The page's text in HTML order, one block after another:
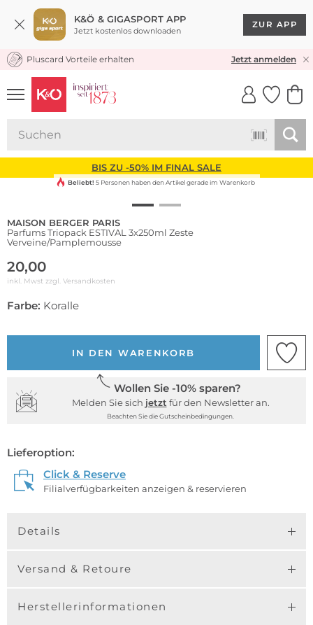
K&Ö & GIGASPORT APP
Jetzt kostenlos downloaden
ZUR APP
KOSTENLOSER VERSAND* & RÜCKVERSAND
Pluscard Vorteile erhalten Jetzt anmelden
UNSERE APP
CLICK &
BIS ZU -50% IM FINAL SALE
Beliebt! 5 Personen haben den Artikel gerade im Warenkorb
MAISON BERGER PARIS
Parfums Triopack ESTIVAL 3x250ml Zeste
Verveine/Pamplemousse
20,00
inkl. Mwst zzgl. Versandkosten
Farbe: Koralle
IN DEN WARENKORB
Wollen Sie -10% sparen?
Melden Sie sich jetzt für den Newsletter an.
Beachten Sie die Gutscheinbedingungen.
Lieferoption:
Click & Reserve
Filialverfügbarkeiten anzeigen & reservieren
Details
Versand & Retoure
Herstellerinformationen